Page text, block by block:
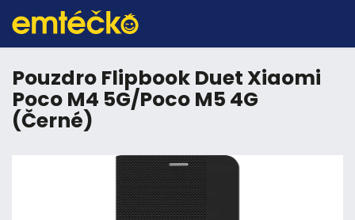
Pouzdro Flipbook Duet Xiaomi
Poco M4 5G/Poco M5 4G
(Černé)